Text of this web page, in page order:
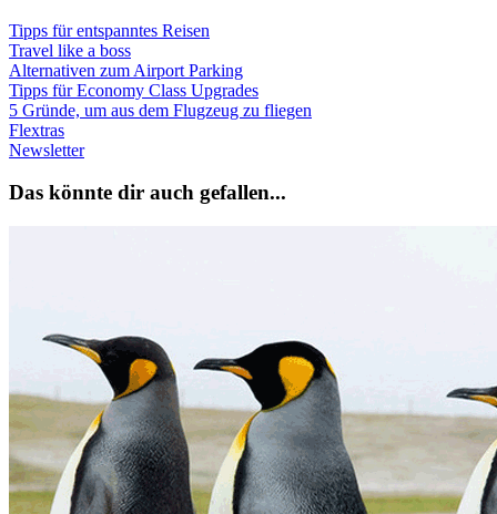
Tipps für entspanntes Reisen
Travel like a boss
Alternativen zum Airport Parking
Tipps für Economy Class Upgrades
5 Gründe, um aus dem Flugzeug zu fliegen
Flextras
Newsletter
Das könnte dir auch gefallen...